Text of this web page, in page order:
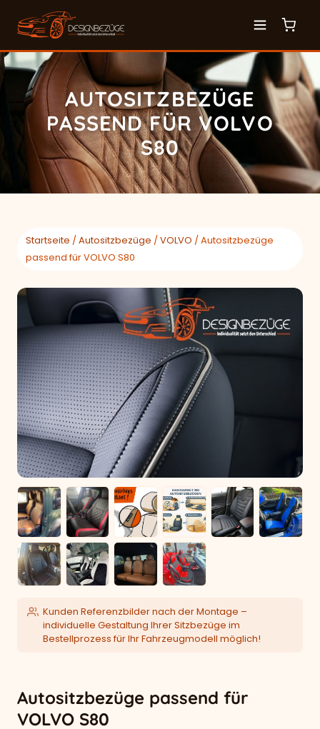
AUTOSITZBEZÜGE
PASSEND FÜR VOLVO
S80
Startseite /Autositzbezüge /VOLVO / Autositzbezüge
passend für VOLVO S80
Kunden Referenzbilder nach der Montage –
individuelle Gestaltung Ihrer Sitzbezüge im
Bestellprozess für Ihr Fahrzeugmodell möglich!
Autositzbezüge passend für
VOLVO S80